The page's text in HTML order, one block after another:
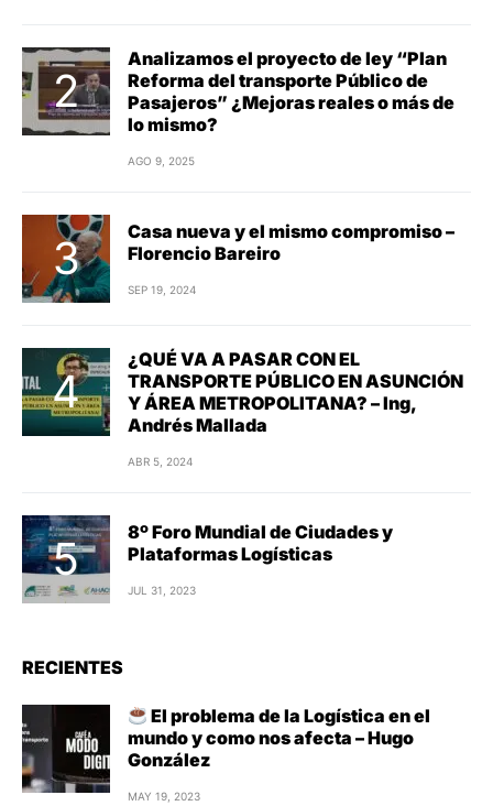
Analizamos el proyecto de ley “Plan
Reforma del transporte Público de
Pasajeros” ¿Mejoras reales o más de
lo mismo?
AGO 9, 2025
Casa nueva y el mismo compromiso –
Florencio Bareiro
SEP 19, 2024
¿QUÉ VA A PASAR CON EL
TRANSPORTE PÚBLICO EN ASUNCIÓN
Y ÁREA METROPOLITANA? – Ing,
Andrés Mallada
ABR 5, 2024
8º Foro Mundial de Ciudades y
Plataformas Logísticas
JUL 31, 2023
RECIENTES
El problema de la Logística en el
mundo y como nos afecta – Hugo
González
MAY 19, 2023